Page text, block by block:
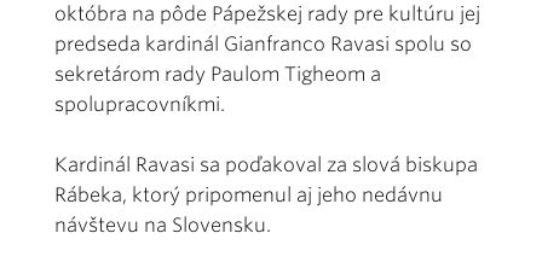
októbra na pôde Pápežskej rady pre kultúru jej
predseda kardinál Gianfranco Ravasi spolu so
sekretárom rady Paulom Tigheom a
spolupracovníkmi.
Kardinál Ravasi sa poďakoval za slová biskupa
Rábeka, ktorý pripomenul aj jeho nedávnu
návštevu na Slovensku.